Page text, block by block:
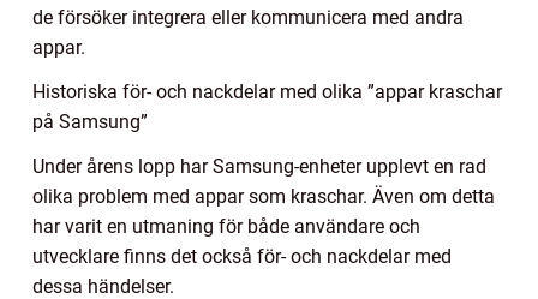
de försöker integrera eller kommunicera med andra
appar.
Historiska för- och nackdelar med olika ”appar kraschar
på Samsung”
Under årens lopp har Samsung-enheter upplevt en rad
olika problem med appar som kraschar. Även om detta
har varit en utmaning för både användare och
utvecklare finns det också för- och nackdelar med
dessa händelser.